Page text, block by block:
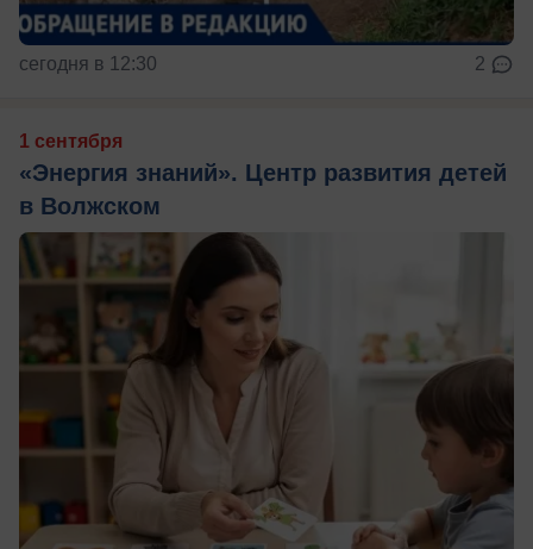
сегодня в 12:30 2
1 сентября
«Энергия знаний». Центр развития детей
в Волжском